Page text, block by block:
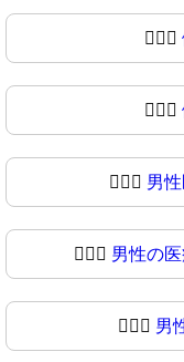
👨🏻‍⚕️
👨🏻‍⚕
👨🏼‍⚕️ 男
👨🏼‍⚕ 男性の
👨🏽‍⚕️ 男